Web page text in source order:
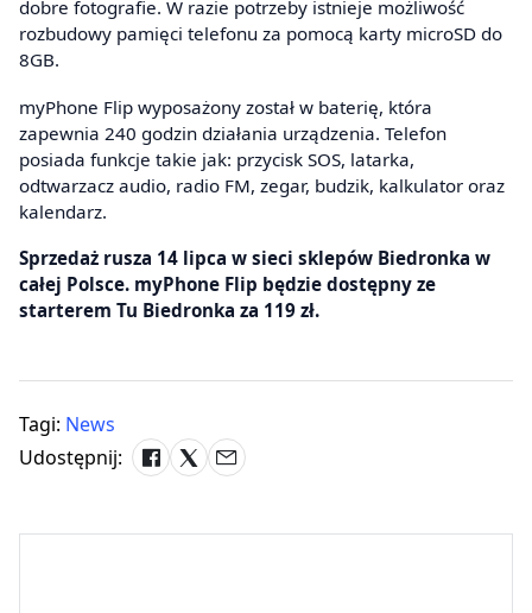
dobre fotografie. W razie potrzeby istnieje możliwość
rozbudowy pamięci telefonu za pomocą karty microSD do
8GB.
myPhone Flip wyposażony został w baterię, która
zapewnia 240 godzin działania urządzenia. Telefon
posiada funkcje takie jak: przycisk SOS, latarka,
odtwarzacz audio, radio FM, zegar, budzik, kalkulator oraz
kalendarz.
Sprzedaż rusza 14 lipca w sieci sklepów Biedronka w
całej Polsce. myPhone Flip będzie dostępny ze
starterem Tu Biedronka za 119 zł.
Tagi: News
Udostępnij: